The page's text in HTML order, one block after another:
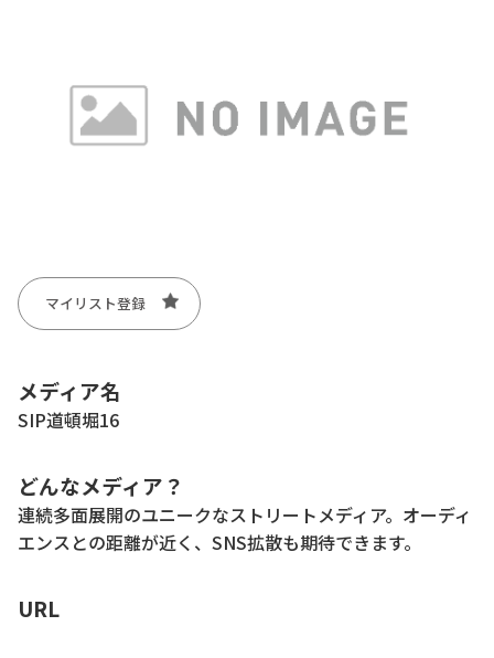
マイリスト登録
メディア名
SIP道頓堀16
どんなメディア？
連続多面展開のユニークなストリートメディア。オーディ
エンスとの距離が近く、SNS拡散も期待できます。
URL